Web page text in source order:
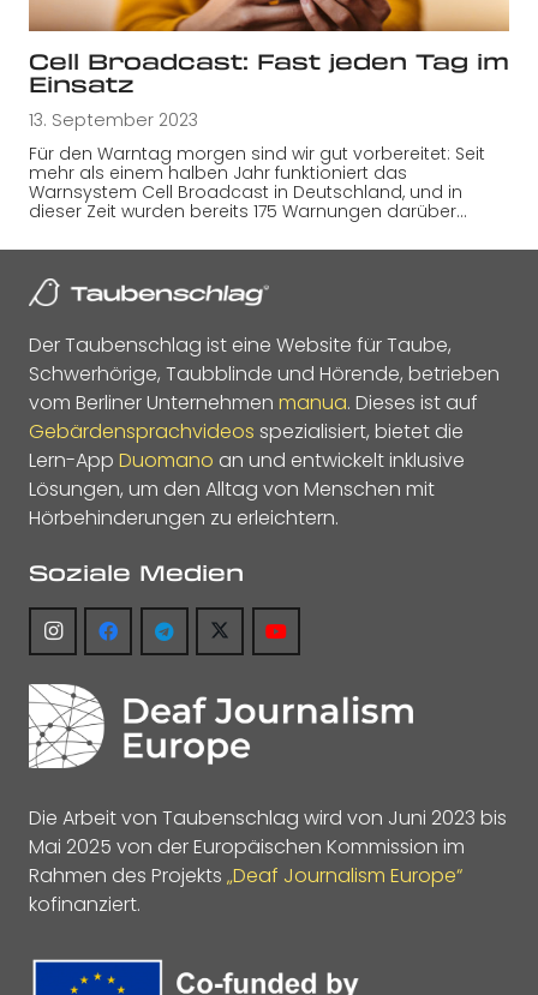
Cell Broadcast: Fast jeden Tag im
Einsatz
13. September 2023
Für den Warntag morgen sind wir gut vorbereitet: Seit
mehr als einem halben Jahr funktioniert das
Warnsystem Cell Broadcast in Deutschland, und in
dieser Zeit wurden bereits 175 Warnungen darüber…
Der Taubenschlag ist eine Website für Taube,
Schwerhörige, Taubblinde und Hörende, betrieben
vom Berliner Unternehmen manua. Dieses ist auf
Gebärdensprachvideos spezialisiert, bietet die
Lern-App Duomano an und entwickelt inklusive
Lösungen, um den Alltag von Menschen mit
Hörbehinderungen zu erleichtern.
Soziale Medien
Die Arbeit von Taubenschlag wird von Juni 2023 bis
Mai 2025 von der Europäischen Kommission im
Rahmen des Projekts „Deaf Journalism Europe“
kofinanziert.